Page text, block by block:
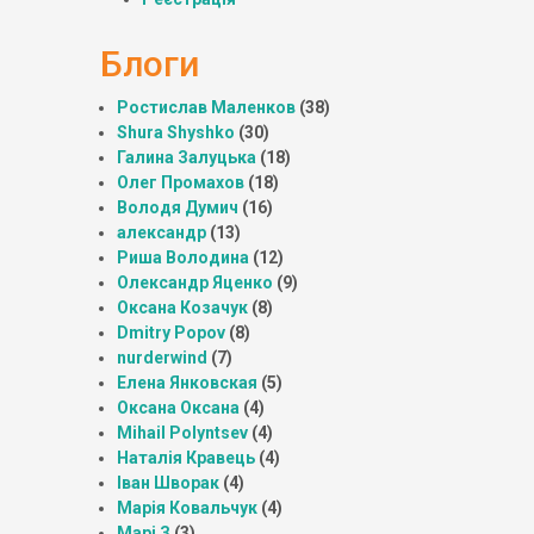
Блоги
Ростислав Маленков(38)
Shura Shyshko (30)
Галина Залуцька (18)
Олег Промахов(18)
Володя Думич (16)
александр(13)
Риша Володина (12)
Олександр Яценко (9)
Оксана Козачук(8)
Dmitry Popov(8)
nurderwind (7)
Елена Янковская (5)
Оксана Оксана (4)
Mihail Polyntsev(4)
Наталія Кравець(4)
Іван Шворак(4)
Марія Ковальчук(4)